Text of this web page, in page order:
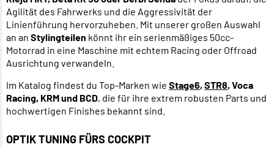
Agilität des Fahrwerks und die Aggressivität der
Linienführung hervorzuheben. Mit unserer großen Auswahl
an an Stylingteilen könnt ihr ein serienmäßiges 50cc-
Motorrad in eine Maschine mit echtem Racing oder Offroad
Ausrichtung verwandeln.
Im Katalog findest du Top-Marken wie Stage6, STR8, Voca
Racing, KRM und BCD, die für ihre extrem robusten Parts und
hochwertigen Finishes bekannt sind.
OPTIK TUNING FÜRS COCKPIT